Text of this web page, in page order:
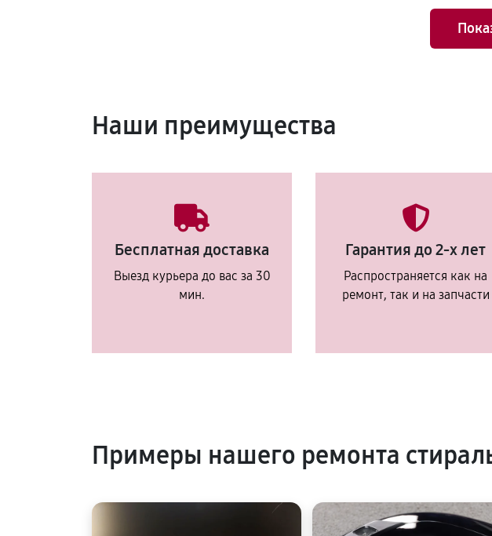
Наши преимущества
Бесплатная доставка
Выезд курьера до вас за 30
мин.
Гарантия до 2-х лет
Распространяется как на
ремонт, так и на запчасти
Примеры нашего ремонта